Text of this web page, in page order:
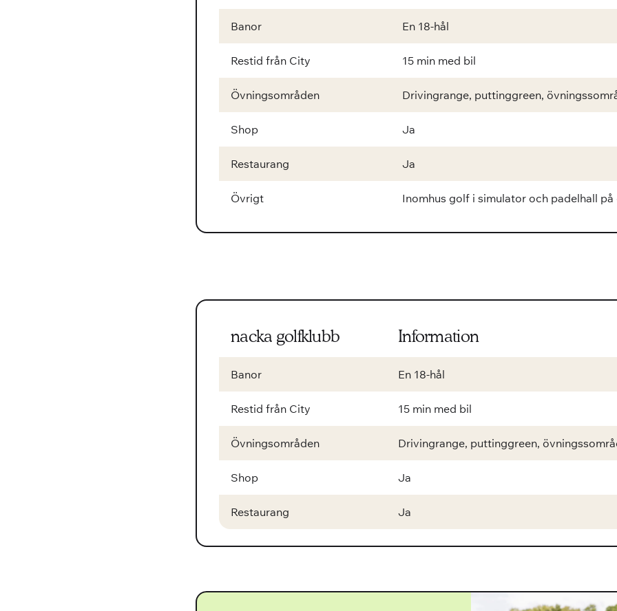
Banor En 18-hål
Restid från City 15 min med bil
Övningsområden Drivingrange, puttinggreen,
Shop Ja
Restaurang Ja
Övrigt Inomhus golf i simulator och padelhall på
nacka golfklubb Information
Banor En 18-hål
Restid från City 15 min med bil
Övningsområden Drivingrange, puttinggreen,
Shop Ja
Restaurang Ja